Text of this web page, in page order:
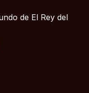
de El Rey del